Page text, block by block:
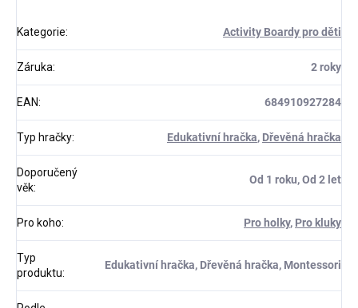
Kategorie: Activity Boardy pro děti
Záruka: 2 roky
EAN: 684910927284
Typ hračky: Edukativní hračka, Dřevěná hračka
Doporučený
věk:
Od 1 roku, Od 2 let
Pro koho: Pro holky, Pro kluky
Typ
produktu:
Edukativní hračka, Dřevěná hračka, Montessori